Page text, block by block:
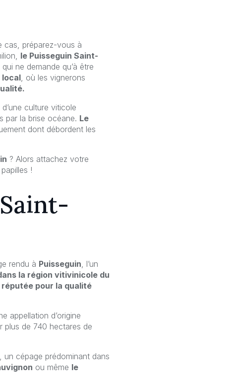
cas, préparez-vous à
le Puisseguin Saint-
qui ne demande qu’à être
local , où les vignerons
culture viticole
par la brise océane. Le
dont débordent les
? Alors attachez votre
!
rendu à Puisseguin , l’un
la région vitivinicole du
pour la qualité
appellation d’origine
plus de 740 hectares de
, un cépage prédominant dans
ou même le